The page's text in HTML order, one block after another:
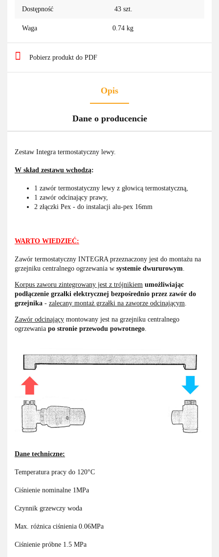
Dostępność 43 szt.
Waga 0.74 kg
Pobierz produkt do PDF
Opis
Dane o producencie
Zestaw Integra termostatyczny lewy.
W skład zestawu wchodzą:
1 zawór termostatyczny lewy z głowicą termostatyczną,
1 zawór odcinający prawy,
2 złączki Pex - do instalacji alu-pex 16mm
WARTO WIEDZIEĆ:
Zawór termostatyczny INTEGRA przeznaczony jest do montażu na
grzejniku centralnego ogrzewania w systemie dwururowym.
Korpus zaworu zintegrowany jest z trójnikiem umożliwiając
podłączenie grzałki elektrycznej bezpośrednio przez zawór do
grzejnika - zalecany montaż grzałki na zaworze odcinającym.
Zawór odcinający montowany jest na grzejniku centralnego
ogrzewania po stronie przewodu powrotnego.
Dane techniczne:
Temperatura pracy do 120°C
Ciśnienie nominalne 1MPa
Czynnik grzewczy woda
Max. różnica ciśnienia 0.06MPa
Ciśnienie próbne 1.5 MPa